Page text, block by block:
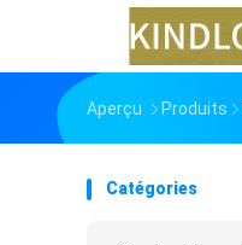
Aperçu Produits
Catégories